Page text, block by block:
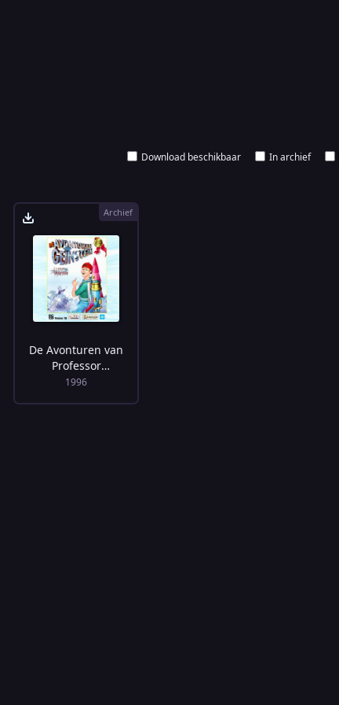
Download beschikbaar In archief
De Avonturen van
Professor
Geinstein - Lucht &
1996
Archief